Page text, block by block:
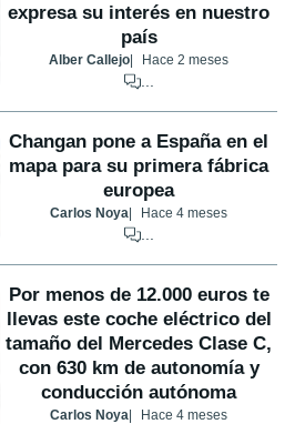
expresa su interés en nuestro
país
Alber Callejo Hace 2 meses
...
Changan pone a España en el
mapa para su primera fábrica
europea
Carlos Noya Hace 4 meses
...
Por menos de 12.000 euros te
llevas este coche eléctrico del
tamaño del Mercedes Clase C,
con 630 km de autonomía y
conducción autónoma
Carlos Noya Hace 4 meses